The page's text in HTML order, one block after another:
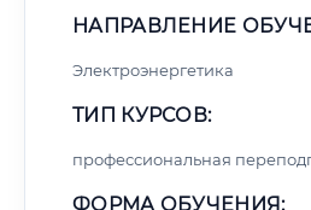
НАПРАВЛЕНИЕ
Электроэнергетика
ТИП КУРСОВ:
профессиональная
ФОРМА ОБУЧЕНИЯ: